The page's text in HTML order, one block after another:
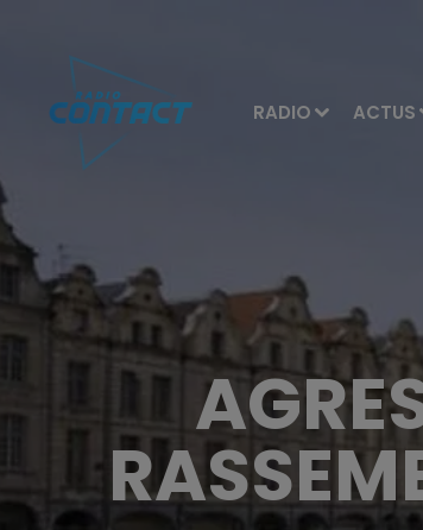
RADIO ACTUS